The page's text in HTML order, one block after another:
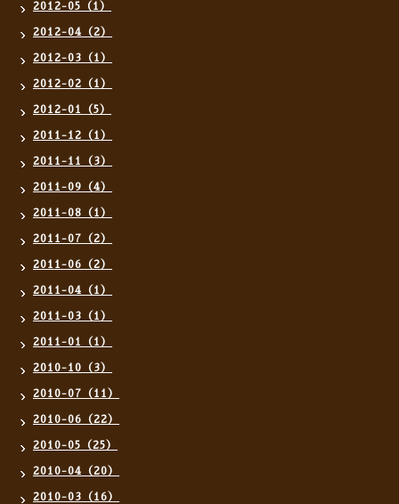
2012-05（1）
2012-04（2）
2012-03（1）
2012-02（1）
2012-01（5）
2011-12（1）
2011-11（3）
2011-09（4）
2011-08（1）
2011-07（2）
2011-06（2）
2011-04（1）
2011-03（1）
2011-01（1）
2010-10（3）
2010-07（11）
2010-06（22）
2010-05（25）
2010-04（20）
2010-03（16）